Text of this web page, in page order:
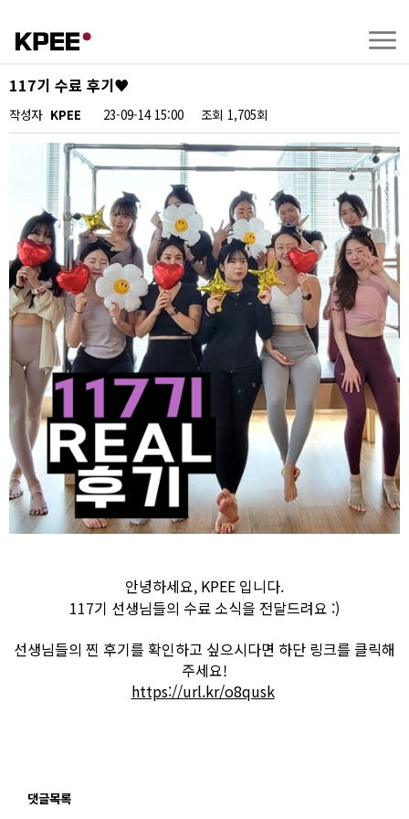
117기 수료 후기♥️
작성자 KPEE 23-09-14 15:00 조회 1,705회
안녕하세요, KPEE 입니다.
117기 선생님들의 수료 소식을 전달드려요 :)
선생님들의 찐 후기를 확인하고 싶으시다면 하단 링크를 클릭해
주세요!
https://url.kr/o8qusk
댓글목록